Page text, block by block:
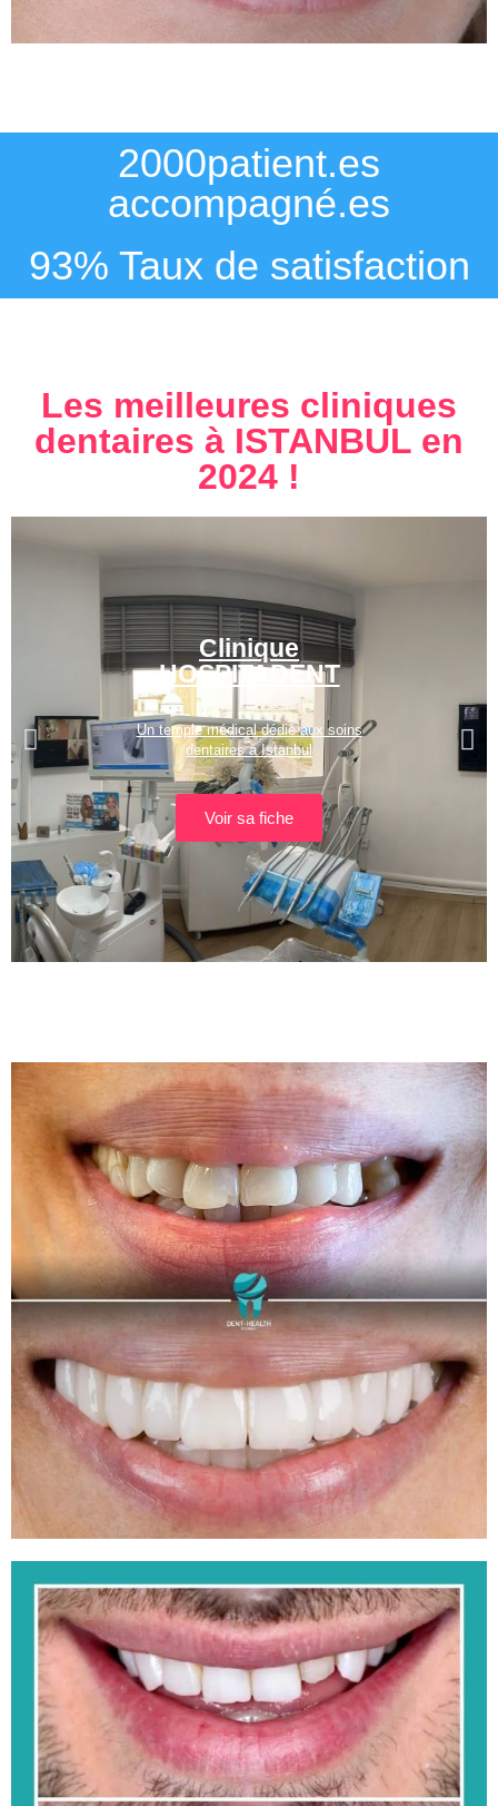
2000patient.es
accompagné.es
93% Taux de satisfaction
Les meilleures cliniques
dentaires à ISTANBUL en
2024 !
Clinique
HOSPITADENT
Un temple médical dédié aux soins
dentaires à Istanbul
Voir sa fiche